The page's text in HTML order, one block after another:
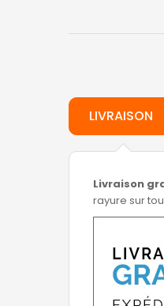
LIVRAISON
Livraison
rayure sur